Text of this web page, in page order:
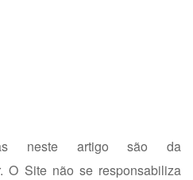
neste artigo são da
O Site não se responsabiliza